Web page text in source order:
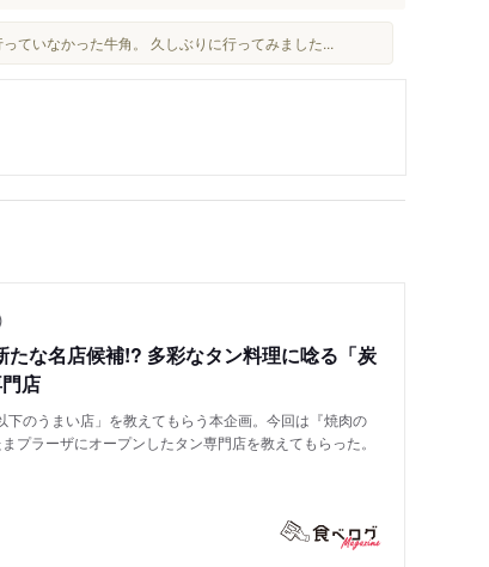
ていなかった牛角。 久しぶりに行ってみました...
たな名店候補!? 多彩なタン料理に唸る「炭
店
のうまい店」を教えてもらう本企画。今回は『焼肉の
プラーザにオープンしたタン専門店を教えてもらった。